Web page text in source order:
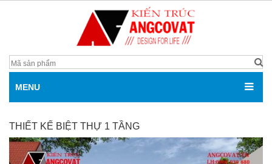
MENU
THIẾT KẾ BIỆT THỰ 1 TẦNG